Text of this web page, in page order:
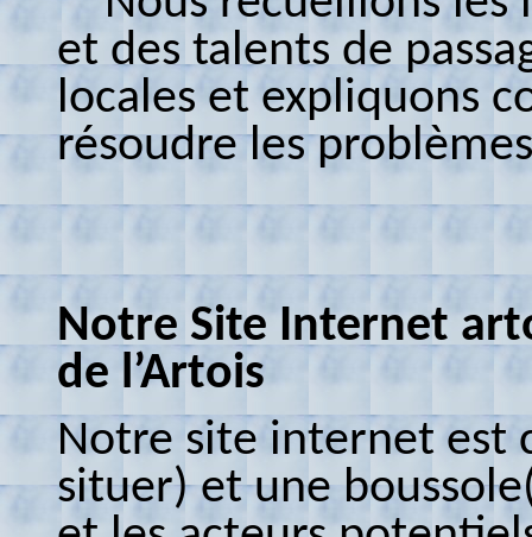
et des talents de
locales et expliquons
résoudre les
Notre Site Internet
de l’Artois
Notre site internet est
situer) et une